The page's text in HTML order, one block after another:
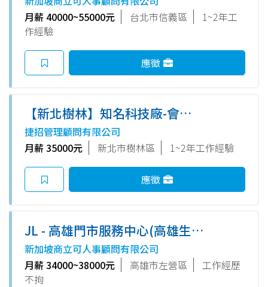
月薪 40000~55000元
台北市信義區
1~2年工
作經驗
應徵
【新北樹林】知名科技廠-會計
專員｜工作單純｜見紅休
捷招管理顧問有限公司
月薪 35000元
新北市樹林區 1~2年工作經驗
應徵
JL - 高雄門市服務中心(高雄生
態園區站) - 門市服務人員/ 咖啡
館人員/ 倉儲理貨 - 月薪34至
38K (把握機會, 無須推銷!!)
新加坡商立可人事顧問有限公司
月薪 34000~38000元
高雄市左營區
工作經歷
不拘